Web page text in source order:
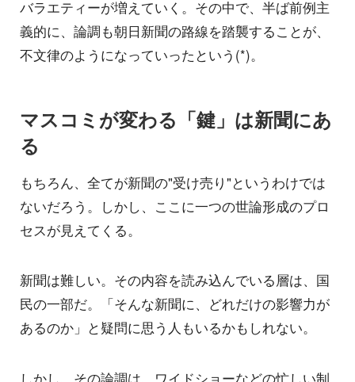
バラエティーが増えていく。その中で、半ば前例主
義的に、論調も朝日新聞の路線を踏襲することが、
不文律のようになっていったという(*)。
マスコミが変わる「鍵」は新聞にあ
る
もちろん、全てが新聞の"受け売り"というわけでは
ないだろう。しかし、ここに一つの世論形成のプロ
セスが見えてくる。
新聞は難しい。その内容を読み込んでいる層は、国
民の一部だ。「そんな新聞に、どれだけの影響力が
あるのか」と疑問に思う人もいるかもしれない。
しかし、その論調は、ワイドショーなどの忙しい制